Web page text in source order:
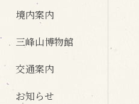
境内案内
三峰山博物館
交通案内
お知らせ